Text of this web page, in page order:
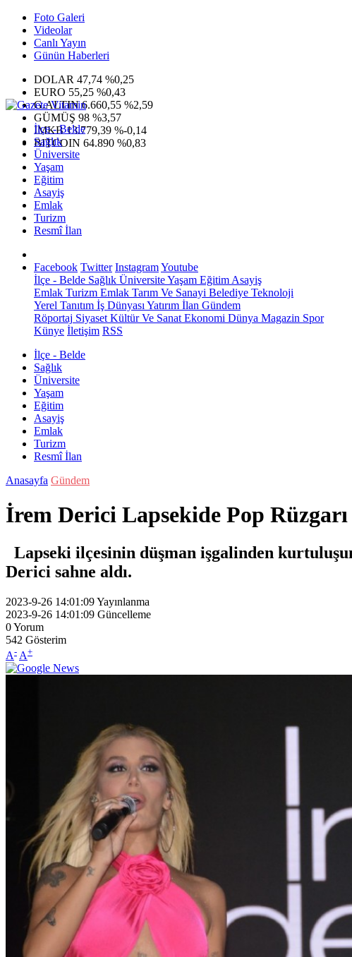
Foto Galeri
Videolar
Canlı Yayın
Günün Haberleri
DOLAR 47,74 %0,25
EURO 55,25 %0,43
G.ALTIN6.660,55 %2,59
GÜMÜŞ 98 %3,57
IMKB13.779,39 %-0,14
BITCOIN 64.890 %0,83
İlçe - Belde
Sağlık
Üniversite
Yaşam
Eğitim
Asayiş
Emlak
Turizm
Resmî İlan
Facebook Twitter InstagramYoutube
İlçe - Belde Sağlık ÜniversiteYaşam Eğitim Asayiş
Emlak Turizm Emlak Tarım Ve Sanayi Belediye Teknoloji
Yerel Tanıtım İş Dünyası Yatırım İlan Gündem
Röportaj Siyaset Kültür Ve Sanat Ekonomi Dünya Magazin Spor
Künye İletişim RSS
İlçe - Belde
Sağlık
Üniversite
Yaşam
Eğitim
Asayiş
Emlak
Turizm
Resmî İlan
Anasayfa Gündem
İrem Derici Lapsekide Pop
Lapseki ilçesinin düşman işgalinden
Derici sahne aldı.
2023-9-26 14:01:09Yayınlanma
2023-9-26 14:01:09 Güncelleme
0Yorum
542 Gösterim
A- A+